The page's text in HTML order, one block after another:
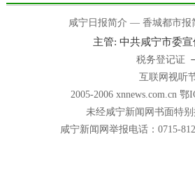
咸宁日报简介 — 香城都市报
主管: 中共咸宁市委
税务登记证
互联网视听
2005-2006 xnnews.com.cn
未经咸宁新闻网书面特
咸宁新闻网举报电话：0715-